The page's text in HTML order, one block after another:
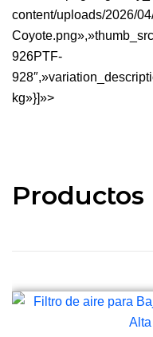
content/uploads/2026/
926PTF-
kg»}]»>